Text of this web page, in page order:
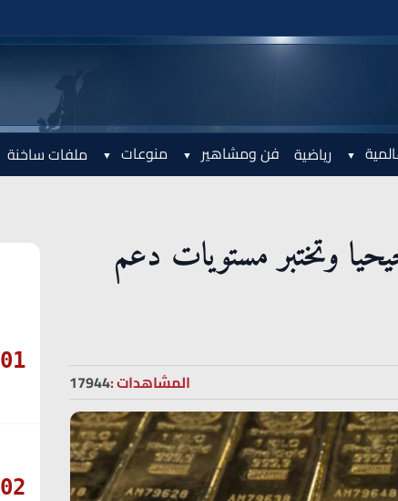
رياضية فن ومشاهير منوعات ملفات ساخنة
وتختبر مستويات دعم
المشاهدات :17944
01
02